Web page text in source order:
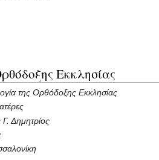
Εκκλησίας
της Ορθόδοξης Εκκλησίας
Δημητρίος